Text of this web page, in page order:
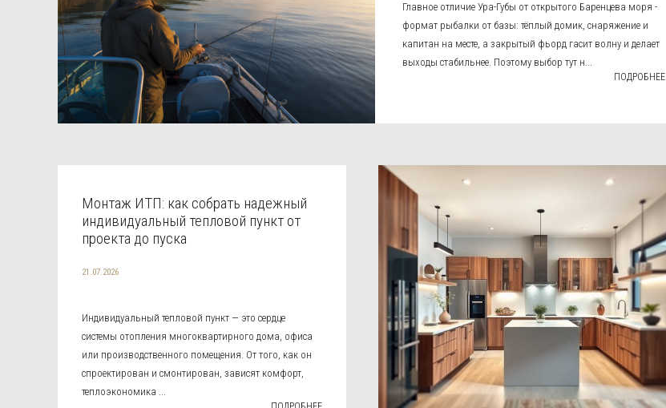
Главное отличие Ура-Губы от открытого Баренцева моря -
формат рыбалки от базы: тёплый домик, снаряжение и
капитан на месте, а закрытый фьорд гасит волну и делает
выходы стабильнее. Поэтому выбор тут н...
ПОДРОБНЕЕ
Монтаж ИТП: как собрать надежный
индивидуальный тепловой пункт от
проекта до пуска
21.07.2026
Индивидуальный тепловой пункт — это сердце
системы отопления многоквартирного дома, офиса
или производственного помещения. От того, как он
спроектирован и смонтирован, зависят комфорт,
теплоэкономика ...